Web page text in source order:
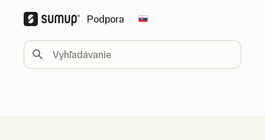
Podpora Change country
Vyhľadávanie